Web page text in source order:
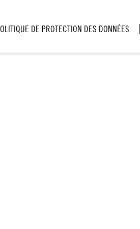
DE PROTECTION DES DONNÉES